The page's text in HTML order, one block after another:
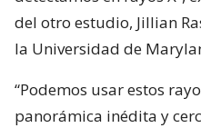
del otro estudio, Jillian
la Universidad de
“Podemos usar estos
panorámica inédita y